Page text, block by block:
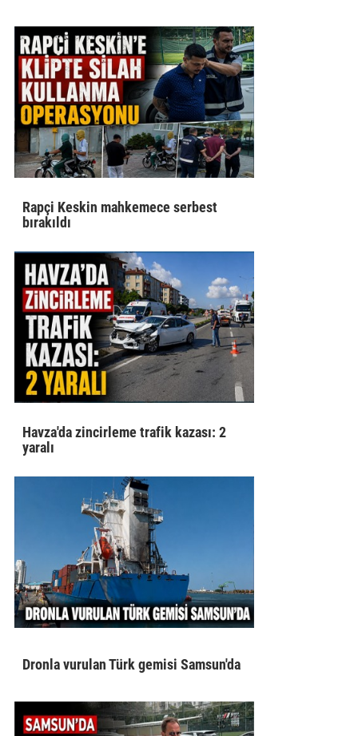
Rapçi Keskin mahkemece serbest
bırakıldı
Havza'da zincirleme trafik kazası: 2
yaralı
Dronla vurulan Türk gemisi Samsun'da